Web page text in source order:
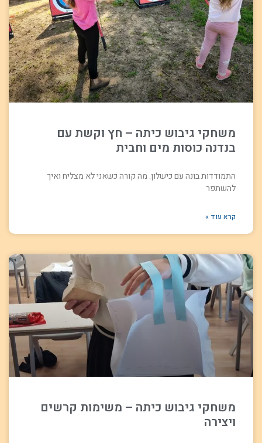
משחקי גיבוש כיתה – חץ וקשת עם
בנדנה כוסות מים וחבית
התמודדות בונה עם כישלון. מה קורה כשאני לא מצליח ואיך
להשתפר
קרא עוד »
משחקי גיבוש כיתה – משימות קרשים
ויצירה